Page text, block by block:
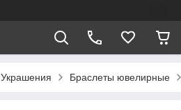
Украшения Браслеты ювелирные